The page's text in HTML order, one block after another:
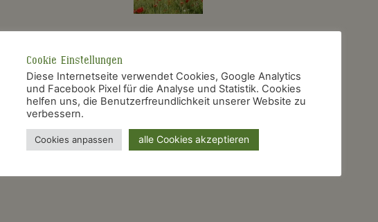
Cookie Einstellungen
Diese Internetseite verwendet Cookies, Google Analytics
und Facebook Pixel für die Analyse und Statistik. Cookies
helfen uns, die Benutzerfreundlichkeit unserer Website zu
verbessern.
Cookies anpassen alle Cookies akzeptieren